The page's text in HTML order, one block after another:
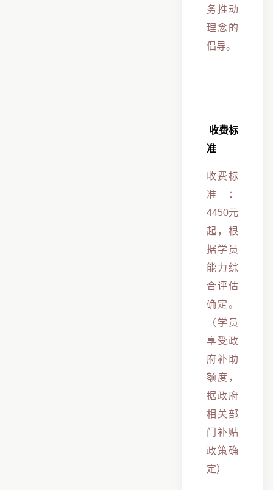
务推动
理念的
倡导。
收费标
准
收费标
准：
4450元
起，根
据学员
能力综
合评估
确定。
（学员
享受政
府补助
额度，
据政府
相关部
门补贴
政策确
定）